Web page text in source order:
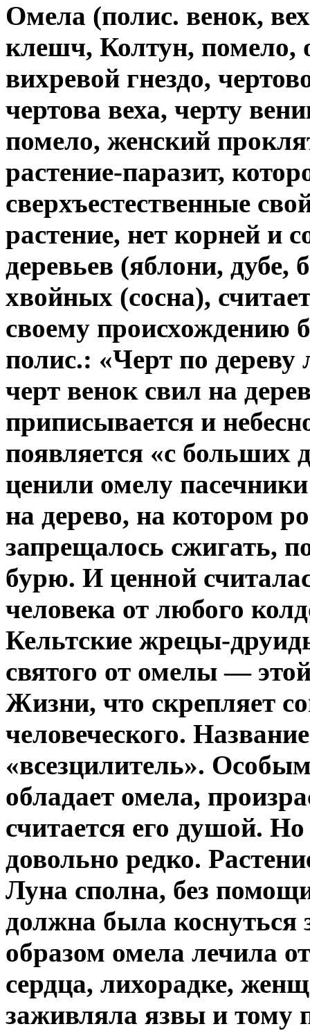
Омела (полис. венок,
клешч, Колтун, помело,
вихревой гнездо,
чертова веха, черту
помело, женский
растение-паразит,
сверхъестественные
растение, нет корней и
деревьев (яблони, дубе,
хвойных (сосна),
своему происхождению
полис.: «Черт по дереву
черт венок свил на
приписывается и
появляется «с больших
ценили омелу
на дерево, на котором
запрещалось сжигать,
бурю. И ценной
человека от любого
Кельтские жрецы-
святого от омелы —
Жизни, что скрепляет
человеческого.
«всезцилитель».
обладает омела,
считается его душой.
довольно редко.
Луна сполна, без
должна была
образом омела лечила
сердца, лихорадке,
заживляла язвы и тому